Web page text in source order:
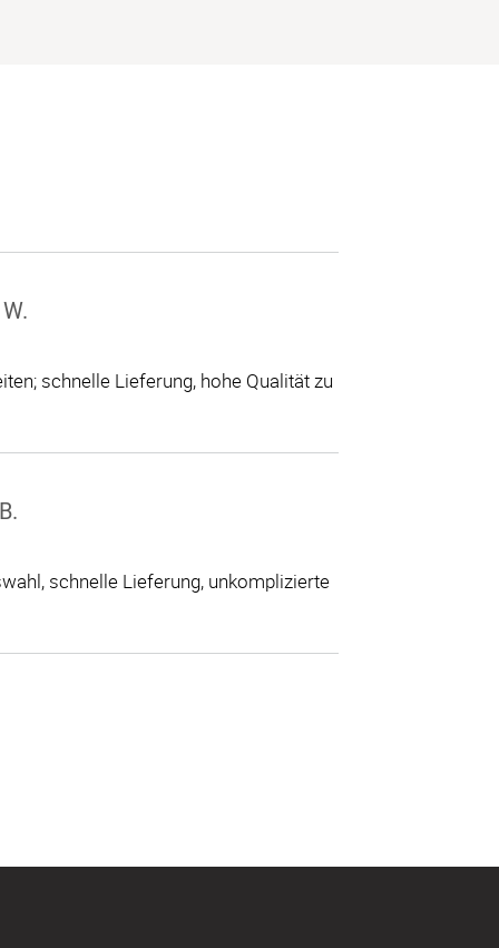
schnelle Lieferung, hohe Qualität zu
schnelle Lieferung, unkomplizierte